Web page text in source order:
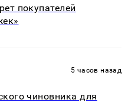
покупателей
5 часов назад
чиновника для